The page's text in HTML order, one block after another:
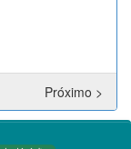
Próximo >